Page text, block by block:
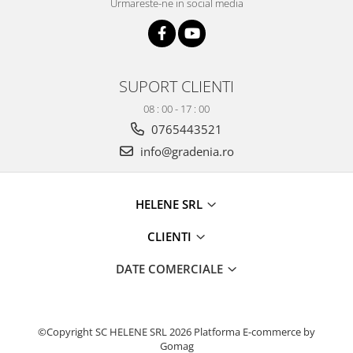
Produse pentru constructii
Scule si accesorii pneumatice
Aeroterme si tunuri de caldura
Capsatoare electrice
Ciocane electro-pneumatice
Urmareste-ne in social media
SUPORT CLIENTI
08 : 00 - 17 : 00
0765443521
info@gradenia.ro
HELENE SRL
CLIENTI
DATE COMERCIALE
©Copyright SC HELENE SRL 2026 Platforma E-commerce by
Gomag